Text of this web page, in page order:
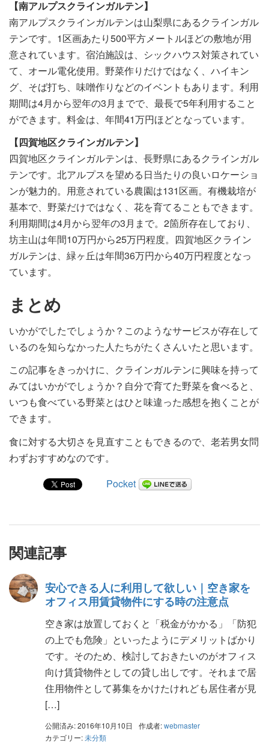
【南アルプスクラインガルテン】
南アルプスクラインガルテンは山梨県にあるクラインガル
テンです。1区画あたり500平方メートルほどの敷地が用
意されています。宿泊施設は、シックハウス対策されてい
て、オール電化使用。野菜作りだけではなく、ハイキン
グ、そば打ち、味噌作りなどのイベントもあります。利用
期間は4月から翌年の3月までで、最長で5年利用すること
ができます。料金は、年間41万円ほどとなっています。
【四賀地区クラインガルテン】
四賀地区クラインガルテンは、長野県にあるクラインガル
テンです。北アルプスを望める日当たりの良いロケーショ
ンが魅力的。用意されている農園は131区画。有機栽培が
基本で、野菜だけではなく、花を育てることもできます。
利用期間は4月から翌年の3月まで。2箇所存在しており、
坊主山は年間10万円から25万円程度。四賀地区クライン
ガルテンは、緑ヶ丘は年間36万円から40万円程度となっ
ています。
まとめ
いかがでしたでしょうか？このようなサービスが存在して
いるのを知らなかった人たちがたくさんいたと思います。
この記事をきっかけに、クラインガルテンに興味を持って
みてはいかがでしょうか？自分で育てた野菜を食べると、
いつも食べている野菜とはひと味違った感想を抱くことが
できます。
食に対する大切さを見直すこともできるので、老若男女問
わずおすすめなのです。
Pocket
関連記事
安心できる人に利用して欲しい｜空き家を
オフィス用賃貸物件にする時の注意点
空き家は放置しておくと「税金がかかる」「防犯
の上でも危険」といったようにデメリットばかり
です。そのため、検討しておきたいのがオフィス
向け賃貸物件としての貸し出しです。それまで居
住用物件として募集をかけたけれども居住者が見
[…]
公開済み: 2016年10月10日 作成者:webmaster
カテゴリー:未分類